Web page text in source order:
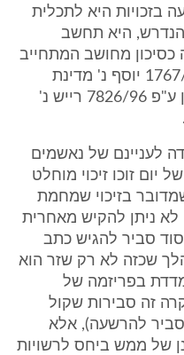
בזכויות היא לתכלית
הנדרש, היא תחשב
מחושב המתחייב
מטיב המנגנון הפלילי (ע"פ 1767/94 יוסף נ' מדינת
ישראל נג(1) 505, 517-518, וכן ע"פ 7826/96 רייש נ'
לעניינם של נאשמים
יום זוכו זיכוי מוחלט
בזיכוי שמחמת
ניתן להקיש מאחרית
סביר להגיש כתב
שכזה לא רק שזר הוא
בפריזמה של
זה סבירות שקול
להרשעה), אלא
של ממש ביחס לרשויות